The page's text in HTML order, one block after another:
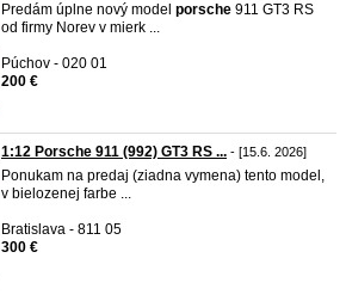
Predám úplne nový model porsche 911 GT3 RS
od firmy Norev v mierk ...
Púchov - 020 01
200 €
1:12 Porsche 911 (992) GT3 RS ... - [15.6. 2026]
Ponukam na predaj (ziadna vymena) tento model,
v bielozenej farbe ...
Bratislava - 811 05
300 €